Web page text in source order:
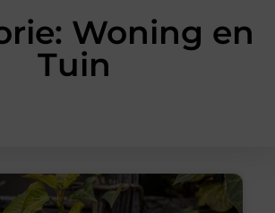
Woning en
Tuin